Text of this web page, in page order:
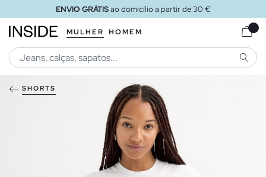
ENVIO GRÁTISao domicílio a partir de 30 €
MULHER HOMEM
SHORTS